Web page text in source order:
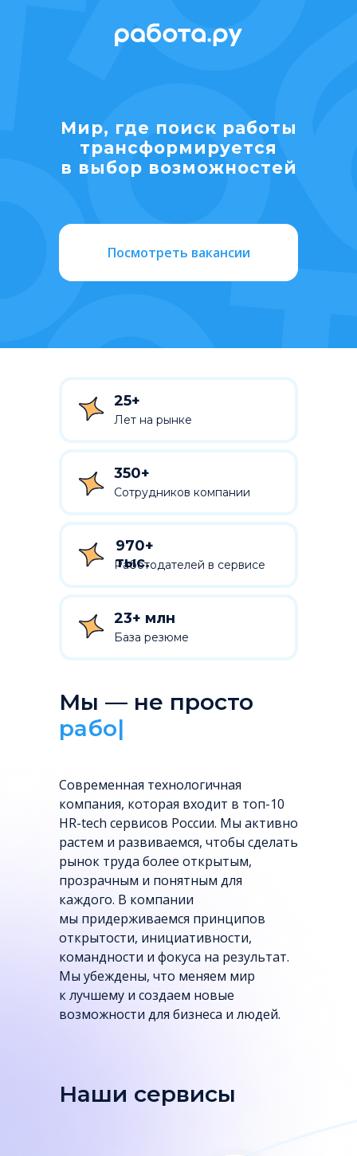
Мир, где поиск работы
транcформируется
в выбор возможностей
Посмотреть вакансии
База резюме
23+ млн
Сотрудников компании
350+
Лет на рынке
25+
Работодателей в сервисе
970+
тыс.
Мы — не просто
сервис
Cовременная технологичная
компания, которая входит в топ-10
HR-tech сервисов России. Мы активно
растем и развиваемся, чтобы сделать
рынок труда более открытым,
прозрачным и понятным для
каждого. В компании
мы придерживаемся принципов
открытости, инициативности,
командности и фокуса на результат.
Мы убеждены, что меняем мир
к лучшему и создаем новые
возможности для бизнеса и людей.
Наши сервисы